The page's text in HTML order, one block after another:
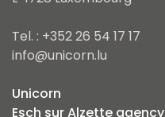
Tel. : +352 26 54 17 17
info@unicorn.lu
Unicorn
Esch sur Alzette agency